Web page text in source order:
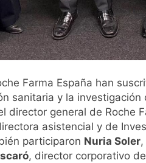
Farma España han
sanitaria y la
director general de Roche
asistencial y de
participaron Nuria Soler
, director corporativo